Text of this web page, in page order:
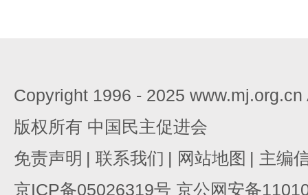
Copyright 1996 - 2025
版权所有 中国民主促进会
免责声明 | 联系我们 | 网站地图 | 主编
京ICP备05026319号 京公网安备